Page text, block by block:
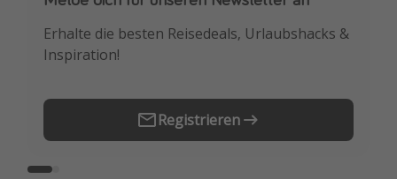
Erhalte die besten Reisedeals, Urlaubshacks &
Inspiration!
Registrieren
Buche die besten Reiseschnäppchen als
Erstes.